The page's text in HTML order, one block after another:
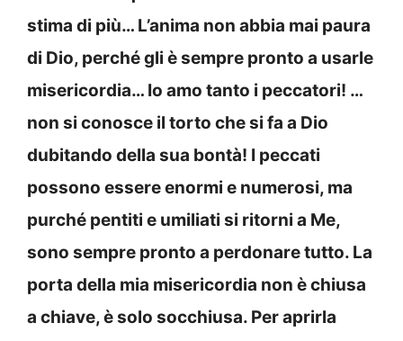
stima di più… L’anima non abbia mai paura
di Dio, perché gli è sempre pronto a usarle
misericordia… Io amo tanto i peccatori! …
non si conosce il torto che si fa a Dio
dubitando della sua bontà! I peccati
possono essere enormi e numerosi, ma
purché pentiti e umiliati si ritorni a Me,
sono sempre pronto a perdonare tutto. La
porta della mia misericordia non è chiusa
a chiave, è solo socchiusa. Per aprirla